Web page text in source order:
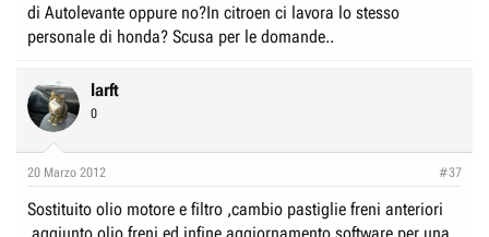
di Autolevante oppure no?In citroen ci lavora lo stesso
personale di honda? Scusa per le domande..
larft
0
20 Marzo 2012 #37
Sostituito olio motore e filtro ,cambio pastiglie freni anteriori